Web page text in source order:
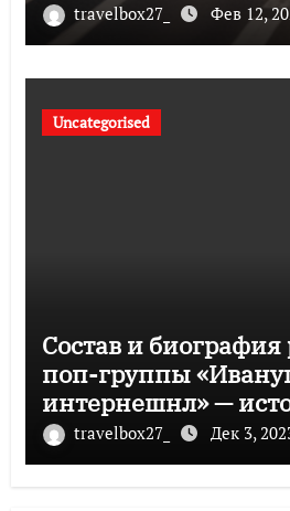
travelbox27_ Фев 12,
Uncategorised
Состав и биография
поп-группы
интернешнл» —
музыка и судьбы
travelbox27_ Дек 3,